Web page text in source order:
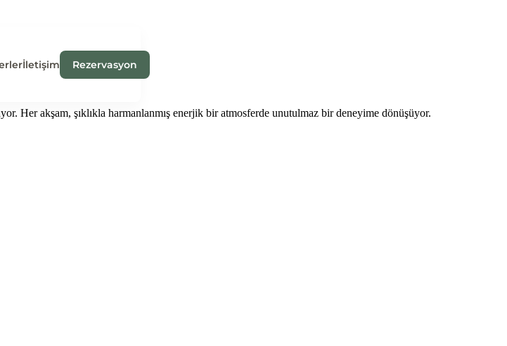
İletişim Rezervasyon
Her akşam, şıklıkla harmanlanmış enerjik bir atmosferde unutulmaz bir deneyime dönüşüyor.